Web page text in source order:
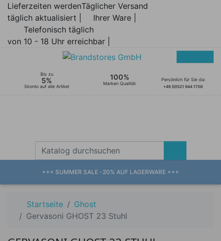
Lieferzeiten werden
täglich aktualisiert |
Täglicher Versand
Ihrer Ware |
Telefonisch täglich
von 10 - 18 Uhr erreichbar |
Bis zu
5%
Skonto auf alle Artikel
100%
Marken Qualität
Persönlich für Sie da:
+49 (0)521 944 1700
+++ SUMMER SALE -20% AUF LAGERWARE +++
Startseite
Ghost
Gervasoni GHOST 23 Stuhl